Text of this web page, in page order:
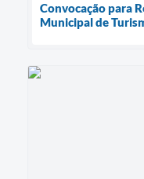
Convocação para
Municipal de